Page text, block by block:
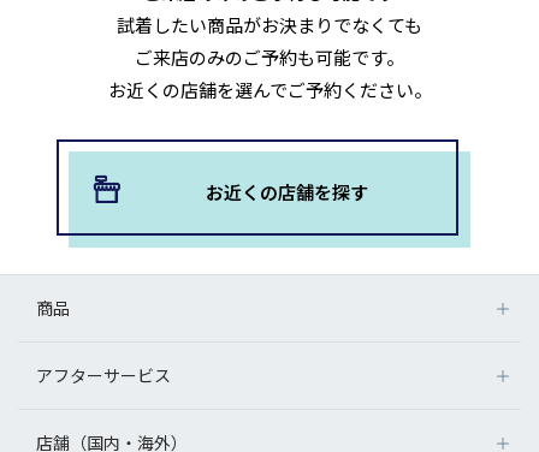
試着したい商品がお決まりでなくても
ご来店のみのご予約も可能です。
お近くの店舗を選んでご予約ください。
お近くの店舗を探す
商品
アフターサービス
店舗（国内・海外）